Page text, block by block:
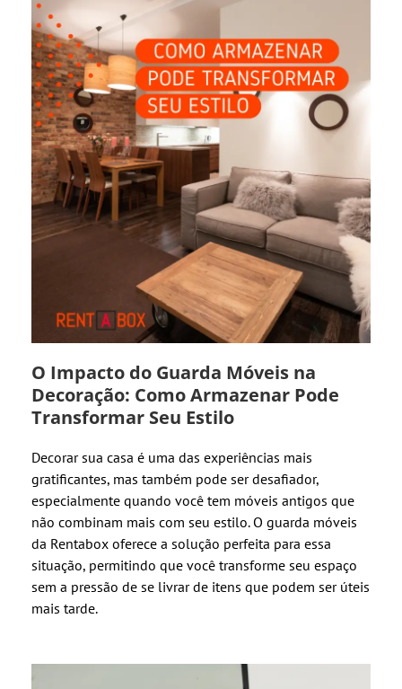
O Impacto do Guarda Móveis na
Decoração: Como Armazenar Pode
Transformar Seu Estilo
Decorar sua casa é uma das experiências mais
gratificantes, mas também pode ser desafiador,
especialmente quando você tem móveis antigos que
não combinam mais com seu estilo. O guarda móveis
da Rentabox oferece a solução perfeita para essa
situação, permitindo que você transforme seu espaço
sem a pressão de se livrar de itens que podem ser úteis
mais tarde.